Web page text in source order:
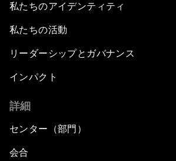
私たちのアイデンティティ
私たちの活動
リーダーシップとガバナンス
インパクト
詳細
センター（部門）
会合